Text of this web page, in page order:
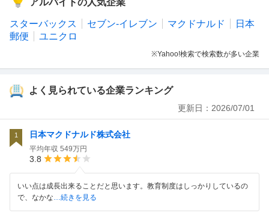
スターバックス セブン-イレブン マクドナルド
日本
郵便
ユニクロ
※Yahoo!検索で検索数が多い企業
よく見られている企業ランキング
更新日： 2026/07/01
1 日本マクドナルド株式会社
平均年収 549万円
3.8
いい点は成長出来ることだと思います。教育制度はしっかりしているの
で、なかな…続きを見る